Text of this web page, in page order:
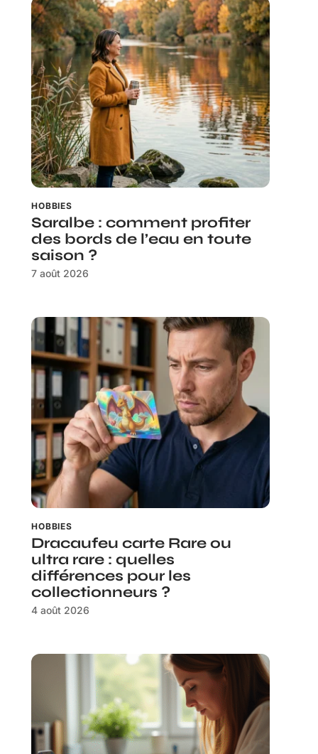
HOBBIES
Saralbe : comment profiter
des bords de l’eau en toute
saison ?
7 août 2026
HOBBIES
Dracaufeu carte Rare ou
ultra rare : quelles
différences pour les
collectionneurs ?
4 août 2026